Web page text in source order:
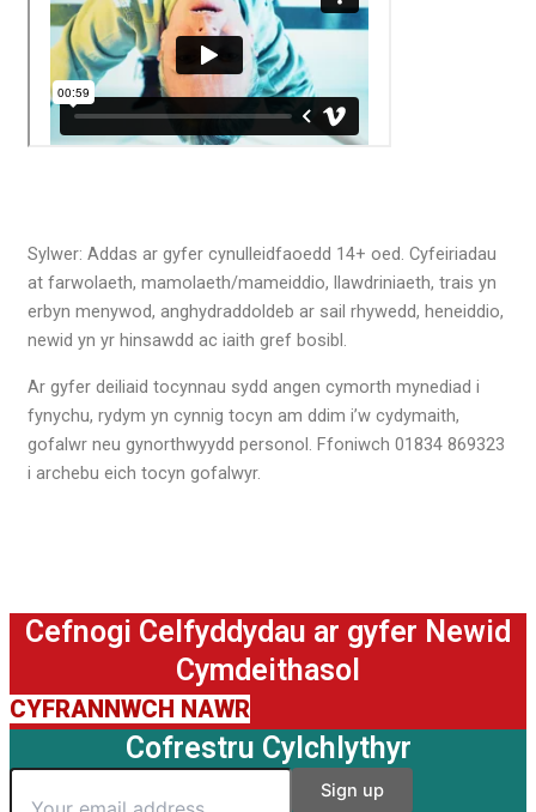
Sylwer: Addas ar gyfer cynulleidfaoedd 14+ oed. Cyfeiriadau
at farwolaeth, mamolaeth/mameiddio, llawdriniaeth, trais yn
erbyn menywod, anghydraddoldeb ar sail rhywedd, heneiddio,
newid yn yr hinsawdd ac iaith gref bosibl.
Ar gyfer deiliaid tocynnau sydd angen cymorth mynediad i
fynychu, rydym yn cynnig tocyn am ddim i’w cydymaith,
gofalwr neu gynorthwyydd personol. Ffoniwch 01834 869323
i archebu eich tocyn gofalwyr.
Cefnogi Celfyddydau ar gyfer Newid
Cymdeithasol
CYFRANNWCH NAWR
Cofrestru Cylchlythyr